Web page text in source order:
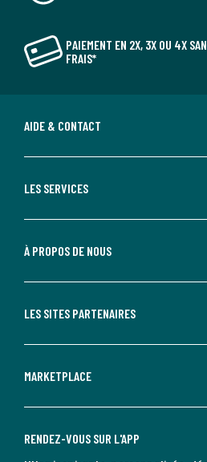
PAIEMENT EN 2X, 3X OU 4X
FRAIS*
AIDE & CONTACT
LES SERVICES
À PROPOS DE NOUS
LES SITES PARTENAIRES
MARKETPLACE
RENDEZ-VOUS SUR L'APP